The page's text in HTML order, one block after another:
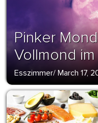
Pinker
Vollmond
Esszimmer/ March 17,